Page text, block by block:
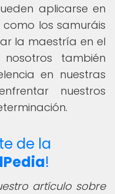
aplicarse en
como los samuráis
la maestría en el
también
en nuestras
nuestros
de la
!
artículo sobre